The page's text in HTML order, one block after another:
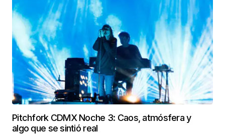
Pitchfork CDMX Noche 3: Caos, atmósfera y
algo que se sintió real